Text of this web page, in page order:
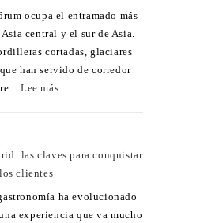
ocupa el entramado más
central y el sur de Asia.
cortadas, glaciares
han servido de corredor
Lee más
las claves para conquistar
clientes
ha evolucionado
experiencia que va mucho